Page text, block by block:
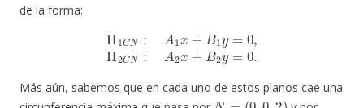
de la forma:
A1 x+B =0 ,Π 2 CN :A +
Más aún, sabemos que en cada uno de estos planos cae una
N=(0,0, 2)